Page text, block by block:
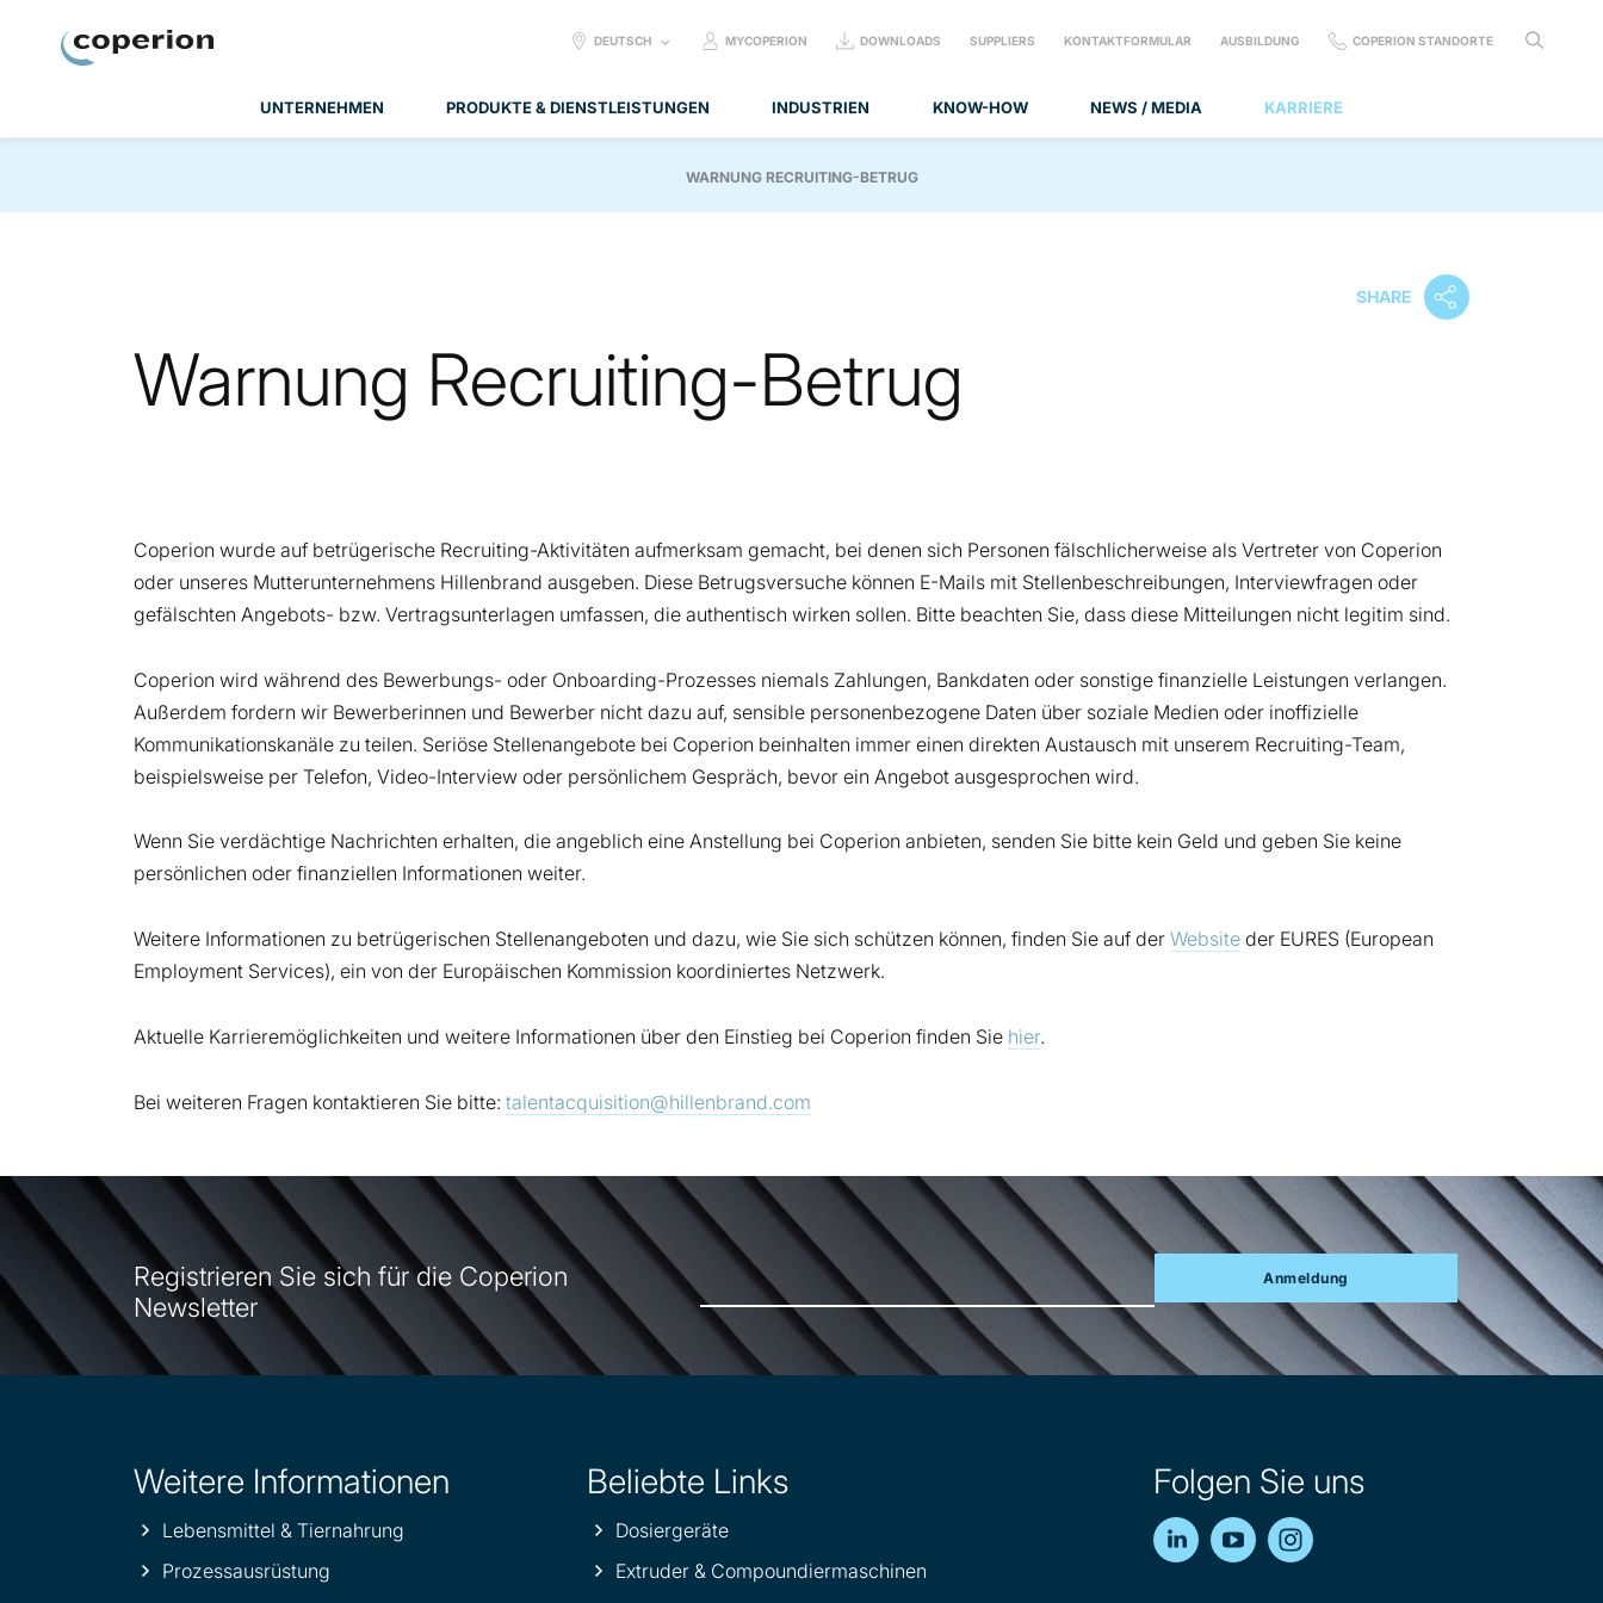
UNTERNEHMEN PRODUKTE & DIENSTLEISTUNGEN INDUSTRIEN KNOW-HOW NEWS / MEDIA KARRIERE
SELECT
DEUTSCH MYCOPERION DOWNLOADS SUPPLIERS KONTAKTFORMULAR AUSBILDUNG COPERION STANDORTE
WARNUNG RECRUITING-BETRUG
SHARE
Warnung Recruiting-Betrug
Coperion wurde auf betrügerische Recruiting-Aktivitäten aufmerksam gemacht, bei denen sich Personen fälschlicherweise als Vertreter von Coperion
oder unseres Mutterunternehmens Hillenbrand ausgeben. Diese Betrugsversuche können E-Mails mit Stellenbeschreibungen, Interviewfragen oder
gefälschten Angebots- bzw. Vertragsunterlagen umfassen, die authentisch wirken sollen. Bitte beachten Sie, dass diese Mitteilungen nicht legitim sind.
Coperion wird während des Bewerbungs- oder Onboarding-Prozesses niemals Zahlungen, Bankdaten oder sonstige finanzielle Leistungen verlangen.
Außerdem fordern wir Bewerberinnen und Bewerber nicht dazu auf, sensible personenbezogene Daten über soziale Medien oder inoffizielle
Kommunikationskanäle zu teilen. Seriöse Stellenangebote bei Coperion beinhalten immer einen direkten Austausch mit unserem Recruiting-Team,
beispielsweise per Telefon, Video-Interview oder persönlichem Gespräch, bevor ein Angebot ausgesprochen wird.
Wenn Sie verdächtige Nachrichten erhalten, die angeblich eine Anstellung bei Coperion anbieten, senden Sie bitte kein Geld und geben Sie keine
persönlichen oder finanziellen Informationen weiter.
Weitere Informationen zu betrügerischen Stellenangeboten und dazu, wie Sie sich schützen können, finden Sie auf der Website der EURES (European
Employment Services), ein von der Europäischen Kommission koordiniertes Netzwerk.
Aktuelle Karrieremöglichkeiten und weitere Informationen über den Einstieg bei Coperion finden Sie hier.
Bei weiteren Fragen kontaktieren Sie bitte: talentacquisition@hillenbrand.com
Registrieren Sie sich für die Coperion
Newsletter
Anmeldung
Site
information
Weitere Informationen
Lebensmittel & Tiernahrung
Prozessausrüstung
Beliebte Links
Dosiergeräte
Extruder & Compoundiermaschinen
Folgen Sie uns
LinkedInYouTube